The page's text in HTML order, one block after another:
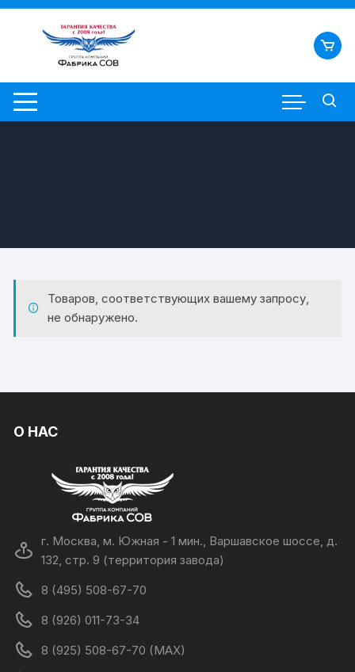
Перейти
содержимому
Товаров, соответствующих вашему запросу,
не обнаружено.
О НАС
г. Москва, м. Южная - 1 мин., Варшавское шоссе, д.
132, стр. 9 (территория завода)
8 (495) 508-67-70
8 (926) 011-73-34
8 (925) 508-67-70 (MAX)